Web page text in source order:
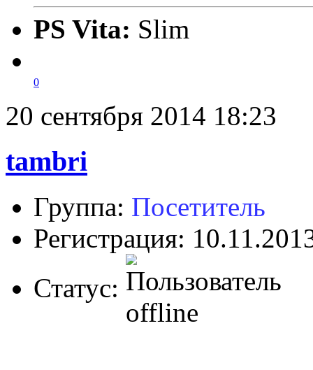
PS Vita: Slim
0
20 сентября 2014 18:23
tambri
Группа: Посетитель
Регистрация:
Статус: